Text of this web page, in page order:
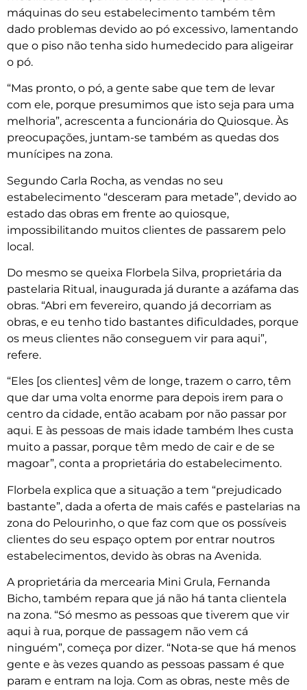
máquinas do seu estabelecimento também têm
dado problemas devido ao pó excessivo, lamentando
que o piso não tenha sido humedecido para aligeirar
o pó.
“Mas pronto, o pó, a gente sabe que tem de levar
com ele, porque presumimos que isto seja para uma
melhoria”, acrescenta a funcionária do Quiosque. Às
preocupações, juntam-se também as quedas dos
munícipes na zona.
Segundo Carla Rocha, as vendas no seu
estabelecimento “desceram para metade”, devido ao
estado das obras em frente ao quiosque,
impossibilitando muitos clientes de passarem pelo
local.
Do mesmo se queixa Florbela Silva, proprietária da
pastelaria Ritual, inaugurada já durante a azáfama das
obras. “Abri em fevereiro, quando já decorriam as
obras, e eu tenho tido bastantes dificuldades, porque
os meus clientes não conseguem vir para aqui”,
refere.
“Eles [os clientes] vêm de longe, trazem o carro, têm
que dar uma volta enorme para depois irem para o
centro da cidade, então acabam por não passar por
aqui. E às pessoas de mais idade também lhes custa
muito a passar, porque têm medo de cair e de se
magoar”, conta a proprietária do estabelecimento.
Florbela explica que a situação a tem “prejudicado
bastante”, dada a oferta de mais cafés e pastelarias na
zona do Pelourinho, o que faz com que os possíveis
clientes do seu espaço optem por entrar noutros
estabelecimentos, devido às obras na Avenida.
A proprietária da mercearia Mini Grula, Fernanda
Bicho, também repara que já não há tanta clientela
na zona. “Só mesmo as pessoas que tiverem que vir
aqui à rua, porque de passagem não vem cá
ninguém”, começa por dizer. “Nota-se que há menos
gente e às vezes quando as pessoas passam é que
param e entram na loja. Com as obras, neste mês de